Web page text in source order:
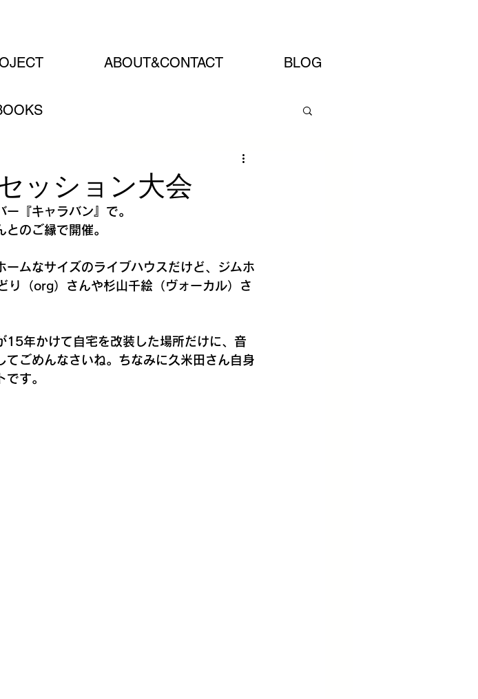
ABOUT&CONTACT BLOG
ッション大会
『キャラバン』で。
のご縁で開催。
ームなサイズのライブハウスだけど、ジムホ
り（org）さんや杉山千絵（ヴォーカル）さ
15年かけて自宅を改装した場所だけに、音
ごめんなさいね。ちなみに久米田さん自身
す。